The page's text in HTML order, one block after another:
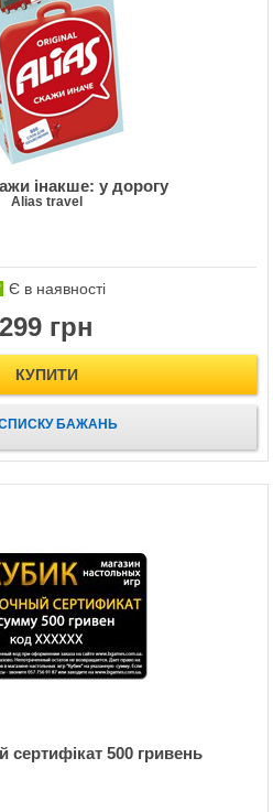
інакше: у дорогу
Alias travel
Є в наявності
299 грн
КУПИТИ
БАЖАНЬ
сертифікат 500 гривень